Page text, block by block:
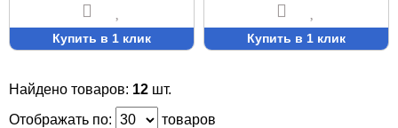
Купить в 1 клик Купить в 1 клик
Найдено товаров: 12 шт.
Отображать по:
товаров